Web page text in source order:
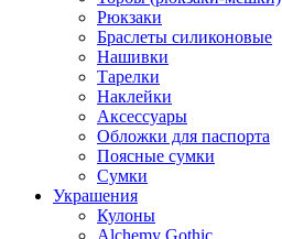
Рюкзаки
Браслеты силиконовые
Нашивки
Тарелки
Наклейки
Аксессуары
Обложки для паспорта
Поясные сумки
Сумки
Украшения
Кулоны
Alchemy Gothic